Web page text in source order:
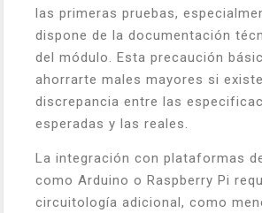
las primeras pruebas,
dispone de la documentación
del módulo. Esta precaución
ahorrarte males mayores si
discrepancia entre las
esperadas y las reales.
La integración con plataformas
como Arduino o Raspberry Pi
circuitología adicional, como